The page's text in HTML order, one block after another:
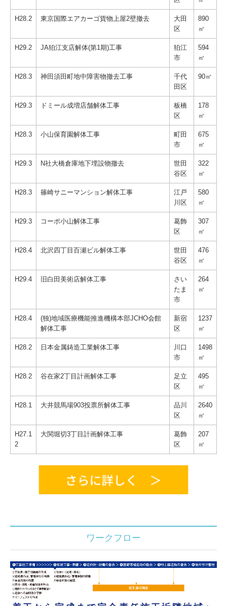
H28.2 東京国際エアカーゴ貨物上屋2壁撤去
大田
区
890
㎡
H29.2 JA狛江支店解体(第1期)工事
狛江
市
594
㎡
H28.3 神田須田町地中障害物撤去工事
千代
田区
90㎡
H29.3 ドミール成増店舗解体工事
板橋
区
178
㎡
H28.3 小山保育園解体工事
町田
市
675
㎡
H29.3 N社大橋倉庫地下埋設物撤去
世田
谷区
322
㎡
H28.3 篠崎サニーマンション解体工事
江戸
川区
580
㎡
H29.3 コーポ小山解体工事
葛飾
区
307
㎡
H28.4 北沢四丁目百瀬ビル解体工事
世田
谷区
476
㎡
H29.4 旧白田美術店解体工事
さい
たま
市
264
㎡
H28.4
(独)地域医療機能推進機構本部JCHO会館
解体工事
新宿
区
1237
㎡
H28.2 日本金属鋳造工業解体工事
川口
市
1498
㎡
H28.2 谷在家2丁目計画解体工事
足立
区
495
㎡
H28.1 大井競馬場903投票所解体工事
品川
区
2640
㎡
H27.1
2
大関堀切3丁目計画解体工事
葛飾
区
207
㎡
ワークフロー